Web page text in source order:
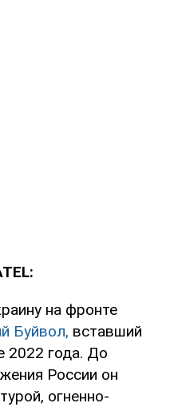
на фронте
Буйвол, вставший
2022 года. До
России он
огненно-